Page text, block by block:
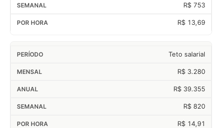
R$ 753
R$ 13,69
Teto salarial
R$ 3.280
R$ 39.355
R$ 820
R$ 14,91